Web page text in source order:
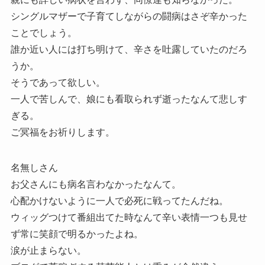
シングルマザーで子育てしながらの闘病はさぞ辛かった
ことでしょう。
誰か近い人には打ち明けて、辛さを吐露していたのだろ
うか。
そうであって欲しい。
一人で苦しんで、娘にも看取られず逝ったなんて悲しす
ぎる。
ご冥福をお祈りします。
名無しさん
お父さんにも病名言わなかったなんて。
心配かけないように一人で必死に戦ってたんだね。
ウィッグつけて番組出てた時なんて辛い表情一つも見せ
ず常に笑顔で明るかったよね。
涙が止まらない。